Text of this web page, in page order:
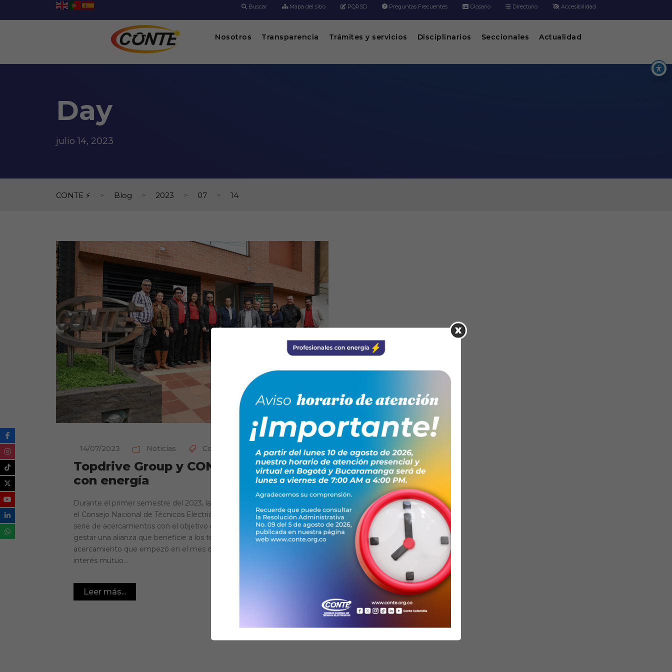
Buscar Mapa del sitio PQRSD Preguntas Frecuentes Glosario Directorio Accesibilidad
Nosotros Transparencia Trámites y servicios Disciplinarios Seccionales Actualidad
Day
julio 14, 2023
CONTE ⚡ > Blog > 2023 > 07 > 14
14/07/2023 Noticias Convenios
Topdrive Group y CONTE: una alianza
con energía
Durante el primer semestre del 2023, la empresa Topdrive Group y
el Consejo Nacional de Técnicos Electricistas han desarrollado una
serie de acercamientos con el objetivo claro de unir esfuerzos para
gestar una alianza que beneficie a los técnicos en Colombia. El
acercamiento que empezó en el mes de marzo, ha creado un
interés mutuo...
Leer más...